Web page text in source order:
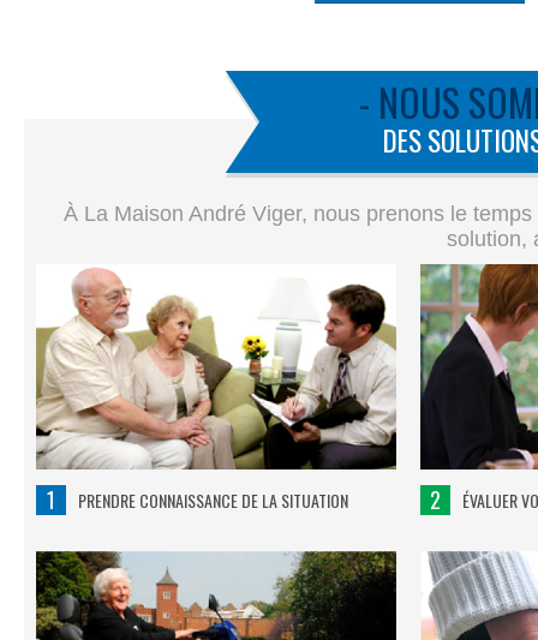
- NOUS
DES
À La Maison André Viger, nous prenons le
solution,
1 PRENDRE CONNAISSANCE DE LA SITUATION 2 ÉVALUER